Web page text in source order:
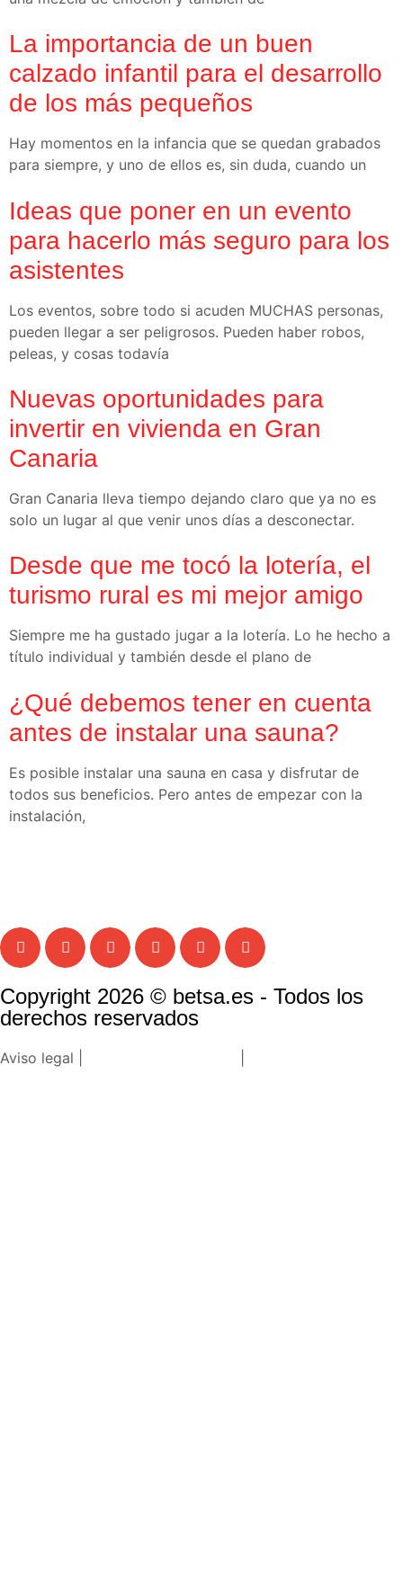
La importancia de un buen
calzado infantil para el desarrollo
de los más pequeños
Hay momentos en la infancia que se quedan grabados
para siempre, y uno de ellos es, sin duda, cuando un
Ideas que poner en un evento
para hacerlo más seguro para los
asistentes
Los eventos, sobre todo si acuden MUCHAS personas,
pueden llegar a ser peligrosos. Pueden haber robos,
peleas, y cosas todavía
Nuevas oportunidades para
invertir en vivienda en Gran
Canaria
Gran Canaria lleva tiempo dejando claro que ya no es
solo un lugar al que venir unos días a desconectar.
Desde que me tocó la lotería, el
turismo rural es mi mejor amigo
Siempre me ha gustado jugar a la lotería. Lo he hecho a
título individual y también desde el plano de
¿Qué debemos tener en cuenta
antes de instalar una sauna?
Es posible instalar una sauna en casa y disfrutar de
todos sus beneficios. Pero antes de empezar con la
instalación,
Copyright 2026 © betsa.es - Todos los
derechos reservados
Aviso legal |